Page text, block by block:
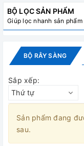
BỘ LỌC SẢN PHẨM
Giúp lọc nhanh sản
BỘ RÂY SÀNG
Sắp xếp:
Thứ tự
Sản phẩm đang
sau.